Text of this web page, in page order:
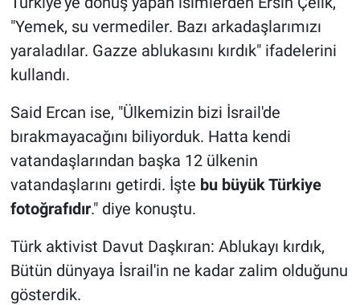
"Yemek, su vermediler. Bazı arkadaşlarımızı
yaraladılar. Gazze ablukasını kırdık" ifadelerini
kullandı.
Said Ercan ise, "Ülkemizin bizi İsrail'de
bırakmayacağını biliyorduk. Hatta kendi
vatandaşlarından başka 12 ülkenin
vatandaşlarını getirdi. İşte bu büyük Türkiye
fotoğrafıdır." diye konuştu.
Türk aktivist Davut Daşkıran: Ablukayı kırdık,
Bütün dünyaya İsrail'in ne kadar zalim olduğunu
gösterdik.